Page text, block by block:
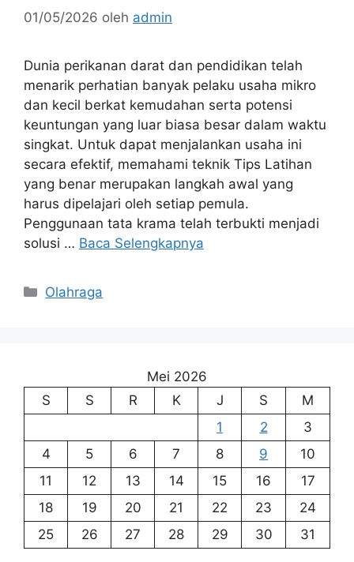
01/05/2026 oleh admin
Dunia perikanan darat dan pendidikan telah
menarik perhatian banyak pelaku usaha mikro
dan kecil berkat kemudahan serta potensi
keuntungan yang luar biasa besar dalam waktu
singkat. Untuk dapat menjalankan usaha ini
secara efektif, memahami teknik Tips Latihan
yang benar merupakan langkah awal yang
harus dipelajari oleh setiap pemula.
Penggunaan tata krama telah terbukti menjadi
solusi … Baca Selengkapnya
Kategori
Olahraga
Mei 2026
S
S R K J S
M
1
2
3
4
5 6 7 8 9
10
11
12 13 14 15 16
17
18
19 20 21 22 23
24
25
26 27 28 29 30 31